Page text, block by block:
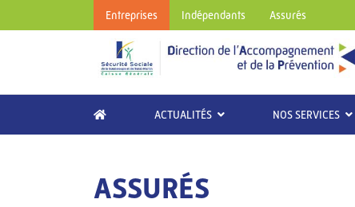
Entreprises Indépendants Assurés
ACTUALITÉS NOS SERVICES
ASSURÉS